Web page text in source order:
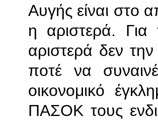
Αυγής είναι στο
η αριστερά.
αριστερά δεν
ποτέ να
οικονομικό
ΠΑΣΟΚ τους